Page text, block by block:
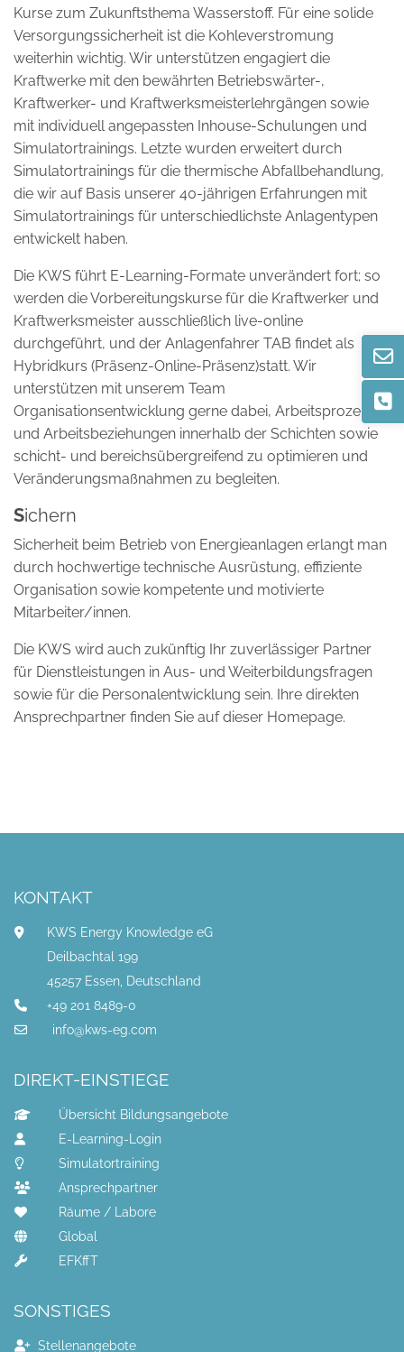
Kurse zum Zukunftsthema Wasserstoff. Für eine solide
Versorgungssicherheit ist die Kohleverstromung
weiterhin wichtig. Wir unterstützen engagiert die
Kraftwerke mit den bewährten Betriebswärter-,
Kraftwerker- und Kraftwerksmeisterlehrgängen sowie
mit individuell angepassten Inhouse-Schulungen und
Simulatortrainings. Letzte wurden erweitert durch
Simulatortrainings für die thermische Abfallbehandlung,
die wir auf Basis unserer 40-jährigen Erfahrungen mit
Simulatortrainings für unterschiedlichste Anlagentypen
entwickelt haben.
Die KWS führt E-Learning-Formate unverändert fort; so
werden die Vorbereitungskurse für die Kraftwerker und
Kraftwerksmeister ausschließlich live-online
durchgeführt, und der Anlagenfahrer TAB findet als
Hybridkurs (Präsenz-Online-Präsenz)statt. Wir
unterstützen mit unserem Team
Organisationsentwicklung gerne dabei, Arbeitsprozesse
und Arbeitsbeziehungen innerhalb der Schichten sowie
schicht- und bereichsübergreifend zu optimieren und
Veränderungsmaßnahmen zu begleiten.
Sichern
Sicherheit beim Betrieb von Energieanlagen erlangt man
durch hochwertige technische Ausrüstung, effiziente
Organisation sowie kompetente und motivierte
Mitarbeiter/innen.
Die KWS wird auch zukünftig Ihr zuverlässiger Partner
für Dienstleistungen in Aus- und Weiterbildungsfragen
sowie für die Personalentwicklung sein. Ihre direkten
Ansprechpartner finden Sie auf dieser Homepage.
KONTAKT
KWS Energy Knowledge eG
Deilbachtal 199
45257 Essen, Deutschland
+49 201 8489-0
info@kws-eg.com
DIREKT-EINSTIEGE
Übersicht Bildungsangebote
E-Learning-Login
Simulatortraining
Ansprechpartner
Räume / Labore
Global
EFKffT
SONSTIGES
Stellenangebote